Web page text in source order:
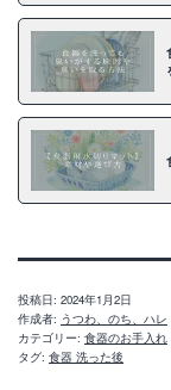
投稿日: 2024年1月2日
作成者: うつわ、のち、ハレ
カテゴリー: 食器のお手入れ
タグ: 食器 洗った後